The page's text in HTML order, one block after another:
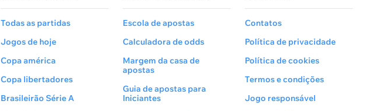
Todas as partidas
Jogos de hoje
Copa américa
Copa libertadores
Brasileirão Série A
Escola de apostas
Calculadora de odds
Margem da casa de
apostas
Guia de apostas para
Iniciantes
Contatos
Política de privacidade
Política de cookies
Termos e condições
Jogo responsável